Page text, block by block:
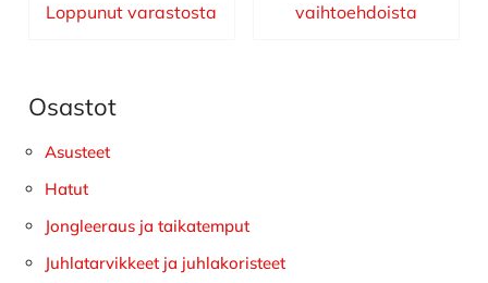
Loppunut varastosta
vaihtoehdoista
Ensisijainen
sivupalkki
Osastot
Asusteet
Hatut
Jongleeraus ja taikatemput
Juhlatarvikkeet ja juhlakoristeet